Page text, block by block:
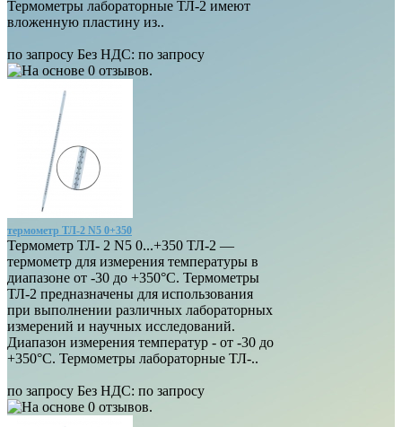
Термометры лабораторные ТЛ-2 имеют
вложенную пластину из..
по запросу Без НДС: по запросу
термометр ТЛ-2 N5 0+350
Термометр ТЛ- 2 N5 0...+350 ТЛ-2 —
термометр для измерения температуры в
диапазоне от -30 до +350°С. Термометры
ТЛ-2 предназначены для использования
при выполнении различных лабораторных
измерений и научных исследований.
Диапазон измерения температур - от -30 до
+350°С. Термометры лабораторные ТЛ-..
по запросу Без НДС: по запросу